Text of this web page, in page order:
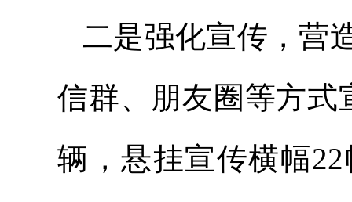
二是强化宣传，营
信群、朋友圈等方式
辆，悬挂宣传横幅